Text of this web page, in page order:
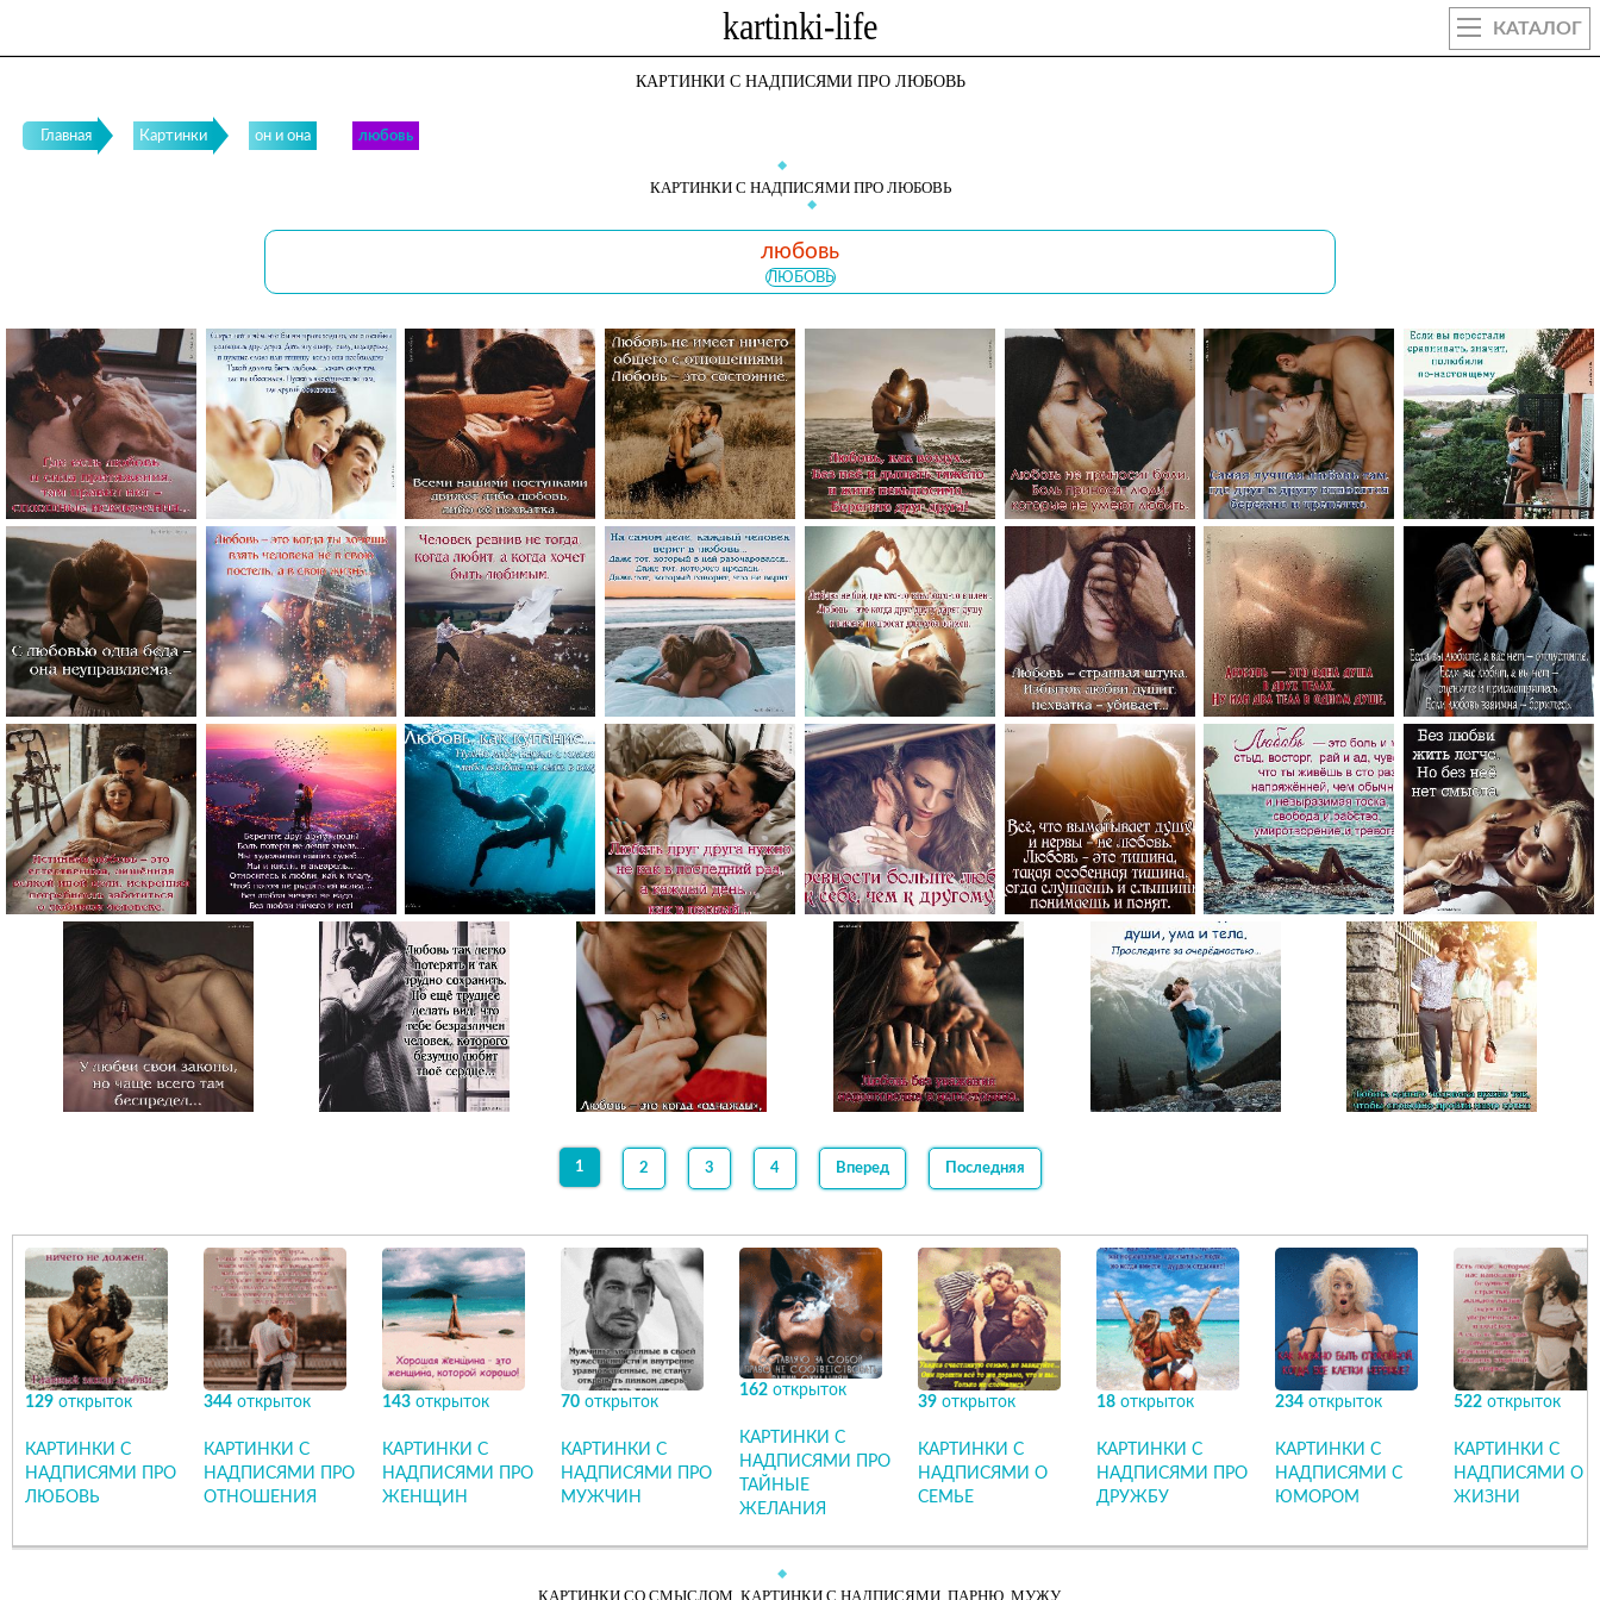
КАТАЛОГ
КАРТИНКИ С НАДПИСЯМИ ПРО ЛЮБОВЬ
Главная Картинки он и она любовь
КАРТИНКИ С НАДПИСЯМИ ПРО ЛЮБОВЬ
любовь
ЛЮБОВЬ
1 2 3 4 Вперед Последняя
129 открыток
КАРТИНКИ С
НАДПИСЯМИ ПРО
ЛЮБОВЬ
344 открыток
КАРТИНКИ С
НАДПИСЯМИ ПРО
ОТНОШЕНИЯ
143 открыток
КАРТИНКИ С
НАДПИСЯМИ ПРО
ЖЕНЩИН
70 открыток
КАРТИНКИ С
НАДПИСЯМИ ПРО
МУЖЧИН
162 открыток
КАРТИНКИ С
НАДПИСЯМИ ПРО
ТАЙНЫЕ
ЖЕЛАНИЯ
39 открыток
КАРТИНКИ С
НАДПИСЯМИ О
СЕМЬЕ
18 открыток
КАРТИНКИ С
НАДПИСЯМИ ПРО
ДРУЖБУ
234 открыток
КАРТИНКИ С
НАДПИСЯМИ С
ЮМОРОМ
522 открыток
КАРТИНКИ С
НАДПИСЯМИ О
ЖИЗНИ
КАРТИНКИ СО СМЫСЛОМ. КАРТИНКИ С НАДПИСЯМИ. ПАРНЮ, МУЖУ.